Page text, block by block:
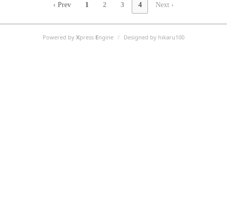
‹ Prev 1 2 3 4 Next ›
Powered by Xpress Engine / Designed by hikaru100